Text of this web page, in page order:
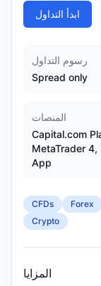
ابدأ التداول
رسوم التداول
Spread only
المنصات
Capital.com
MetaTrader 4,
App
CFDs Forex
Crypto
المزايا